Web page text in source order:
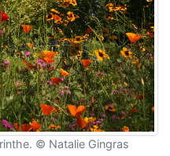
© Natalie Gingras